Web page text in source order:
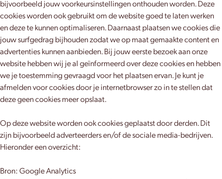
bijvoorbeeld jouw voorkeursinstellingen onthouden worden. Deze
cookies worden ook gebruikt om de website goed te laten werken
en deze te kunnen optimaliseren. Daarnaast plaatsen we cookies die
jouw surfgedrag bijhouden zodat we op maat gemaakte content en
advertenties kunnen aanbieden. Bij jouw eerste bezoek aan onze
website hebben wij je al geïnformeerd over deze cookies en hebben
we je toestemming gevraagd voor het plaatsen ervan. Je kunt je
afmelden voor cookies door je internetbrowser zo in te stellen dat
deze geen cookies meer opslaat.
Op deze website worden ook cookies geplaatst door derden. Dit
zijn bijvoorbeeld adverteerders en/of de sociale media-bedrijven.
Hieronder een overzicht:
Bron: Google Analytics